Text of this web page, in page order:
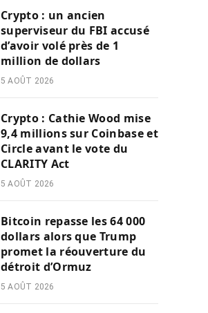
Crypto : un ancien
superviseur du FBI accusé
d’avoir volé près de 1
million de dollars
5 AOÛT 2026
Crypto : Cathie Wood mise
9,4 millions sur Coinbase et
Circle avant le vote du
CLARITY Act
5 AOÛT 2026
Bitcoin repasse les 64 000
dollars alors que Trump
promet la réouverture du
détroit d’Ormuz
5 AOÛT 2026